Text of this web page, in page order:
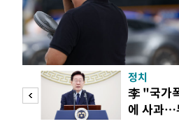
정치
李 "국가
에 사과…